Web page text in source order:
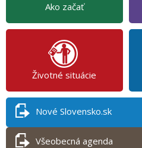
Ako začať
Životné situácie
Nové Slovensko.sk
Všeobecná agenda